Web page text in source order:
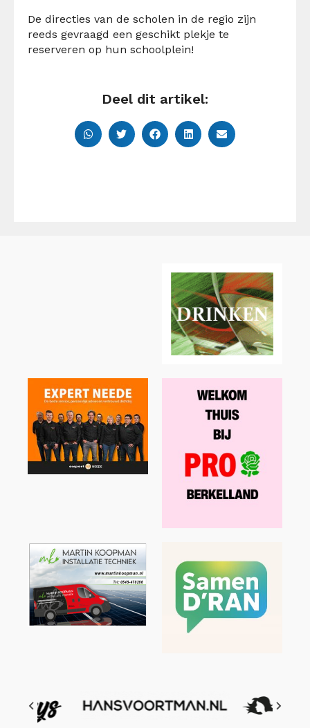
De directies van de scholen in de regio zijn
reeds gevraagd een geschikt plekje te
reserveren op hun schoolplein!
Deel dit artikel: